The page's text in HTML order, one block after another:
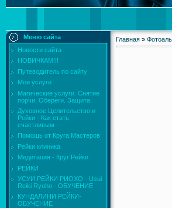
Меню сайта
Новости сайта
НОВИЧКАМ!!!
Путеводитель по сайту
Мои услуги
Магические услуги. Снятие
порчи. Обереги. Защита.
Духовное Целительство и
Рейки - Как стать
счастливым
Помощь от Круга Мастеров
Рейки клиника
Медитация - Круг Рейки
РЕЙКИ
УСУИ РЕЙКИ РИОХО - Usui
Reiki Ryoho - ОБУЧЕНИЕ
КУНДАЛИНИ РЕЙКИ-
ОБУЧЕНИЕ
Главная »